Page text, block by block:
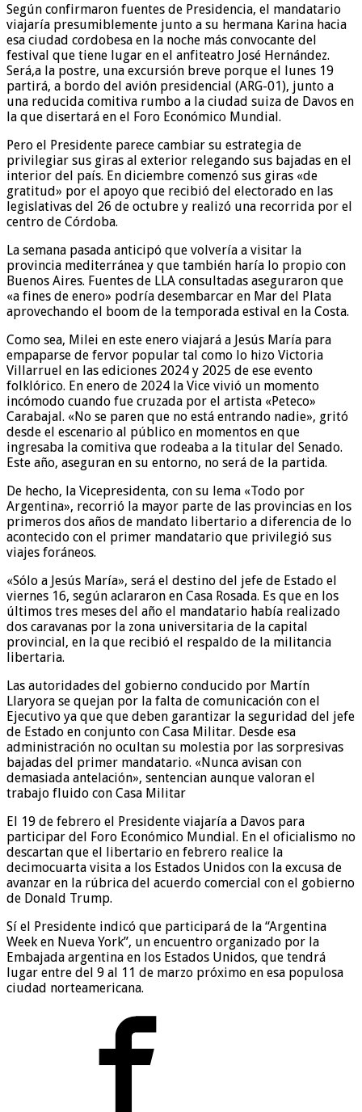
Según confirmaron fuentes de Presidencia, el mandatario
viajaría presumiblemente junto a su hermana Karina hacia
esa ciudad cordobesa en la noche más convocante del
festival que tiene lugar en el anfiteatro José Hernández.
Será,a la postre, una excursión breve porque el lunes 19
partirá, a bordo del avión presidencial (ARG-01), junto a
una reducida comitiva rumbo a la ciudad suiza de Davos en
la que disertará en el Foro Económico Mundial.
Pero el Presidente parece cambiar su estrategia de
privilegiar sus giras al exterior relegando sus bajadas en el
interior del país. En diciembre comenzó sus giras «de
gratitud» por el apoyo que recibió del electorado en las
legislativas del 26 de octubre y realizó una recorrida por el
centro de Córdoba.
La semana pasada anticipó que volvería a visitar la
provincia mediterránea y que también haría lo propio con
Buenos Aires. Fuentes de LLA consultadas aseguraron que
«a fines de enero» podría desembarcar en Mar del Plata
aprovechando el boom de la temporada estival en la Costa.
Como sea, Milei en este enero viajará a Jesús María para
empaparse de fervor popular tal como lo hizo Victoria
Villarruel en las ediciones 2024 y 2025 de ese evento
folklórico. En enero de 2024 la Vice vivió un momento
incómodo cuando fue cruzada por el artista «Peteco»
Carabajal. «No se paren que no está entrando nadie», gritó
desde el escenario al público en momentos en que
ingresaba la comitiva que rodeaba a la titular del Senado.
Este año, aseguran en su entorno, no será de la partida.
De hecho, la Vicepresidenta, con su lema «Todo por
Argentina», recorrió la mayor parte de las provincias en los
primeros dos años de mandato libertario a diferencia de lo
acontecido con el primer mandatario que privilegió sus
viajes foráneos.
«Sólo a Jesús María», será el destino del jefe de Estado el
viernes 16, según aclararon en Casa Rosada. Es que en los
últimos tres meses del año el mandatario había realizado
dos caravanas por la zona universitaria de la capital
provincial, en la que recibió el respaldo de la militancia
libertaria.
Las autoridades del gobierno conducido por Martín
Llaryora se quejan por la falta de comunicación con el
Ejecutivo ya que que deben garantizar la seguridad del jefe
de Estado en conjunto con Casa Militar. Desde esa
administración no ocultan su molestia por las sorpresivas
bajadas del primer mandatario. «Nunca avisan con
demasiada antelación», sentencian aunque valoran el
trabajo fluido con Casa Militar
El 19 de febrero el Presidente viajaría a Davos para
participar del Foro Económico Mundial. En el oficialismo no
descartan que el libertario en febrero realice la
decimocuarta visita a los Estados Unidos con la excusa de
avanzar en la rúbrica del acuerdo comercial con el gobierno
de Donald Trump.
Sí el Presidente indicó que participará de la “Argentina
Week en Nueva York”, un encuentro organizado por la
Embajada argentina en los Estados Unidos, que tendrá
lugar entre del 9 al 11 de marzo próximo en esa populosa
ciudad norteamericana.